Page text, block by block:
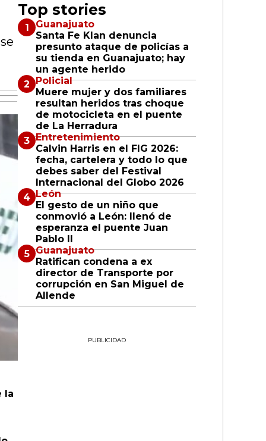
la
Top stories
Guanajuato
Santa Fe Klan denuncia
presunto ataque de policías a
su tienda en Guanajuato; hay
un agente herido
Policial
Muere mujer y dos familiares
resultan heridos tras choque
de motocicleta en el puente
de La Herradura
Entretenimiento
Calvin Harris en el FIG 2026:
fecha, cartelera y todo lo que
debes saber del Festival
Internacional del Globo 2026
León
El gesto de un niño que
conmovió a León: llenó de
esperanza el puente Juan
Pablo II
Guanajuato
Ratifican condena a ex
director de Transporte por
corrupción en San Miguel de
Allende
PUBLICIDAD